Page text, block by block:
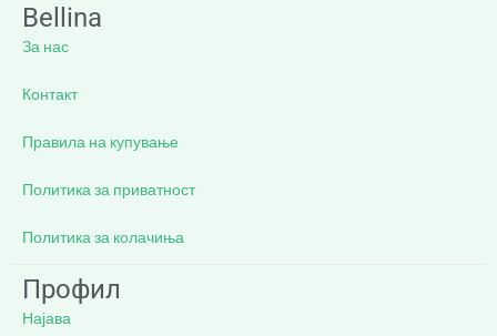
Bellina
За нас
Контакт
Правила на купување
Политика за приватност
Политика за колачиња
Профил
Најава